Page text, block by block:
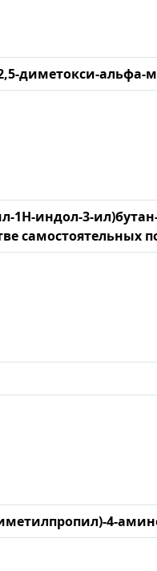
диметокси-альфа-
1Н-индол-3-
самостоятельных
4-